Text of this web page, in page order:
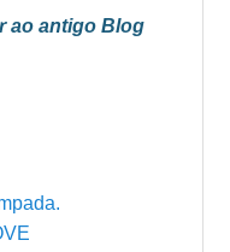
ao antigo Blog